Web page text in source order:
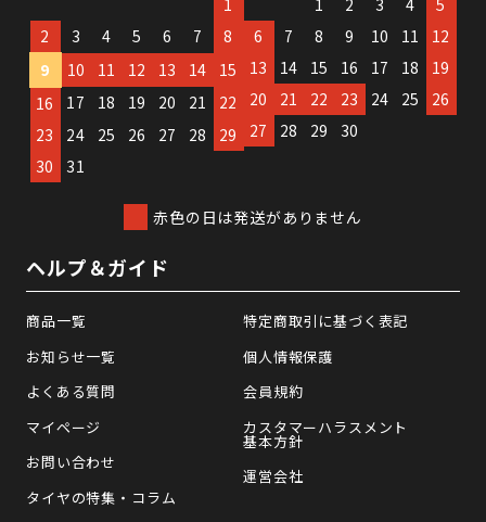
1
2
3 4 5 6 7
8
9
10 11 12 13 14
15
16
17 18 19 20 21
22
23
24 25 26 27 28
29
30
31
1
2 3 4
5
6
7 8 9 10 11
12
13
14 15 16 17 18
19
20
21 22 23 24 25
26
27
28 29 30
赤色の日は発送がありません
ヘルプ＆ガイド
商品一覧
お知らせ一覧
よくある質問
マイページ
お問い合わせ
タイヤの特集・コラム
特定商取引に基づく表記
個人情報保護
会員規約
カスタマーハラスメント
基本方針
運営会社